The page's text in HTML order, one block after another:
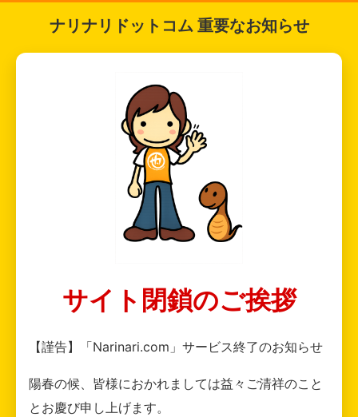
ナリナリドットコム 重要なお知らせ
サイト閉鎖のご挨拶
【謹告】「Narinari.com」サービス終了のお知らせ
陽春の候、皆様におかれましては益々ご清祥のこと
とお慶び申し上げます。